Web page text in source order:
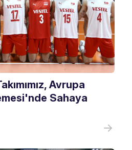
Avrupa
Sahaya